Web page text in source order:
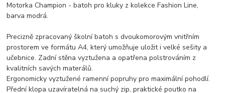
Motorka Champion - batoh pro kluky z kolekce Fashion Line,
barva modrá.
Precizně zpracovaný školní batoh s dvoukomorovým vnitřním
prostorem ve formátu A4, který umožňuje uložit i velké sešity a
učebnice. Zadní stěna vyztužena a opatřena polstrováním z
kvalitních savých materálů.
Ergonomicky vyztužené ramenní popruhy pro maximální pohodlí.
Přední klopa uzavíratelná na suchý zip, praktické poutko na